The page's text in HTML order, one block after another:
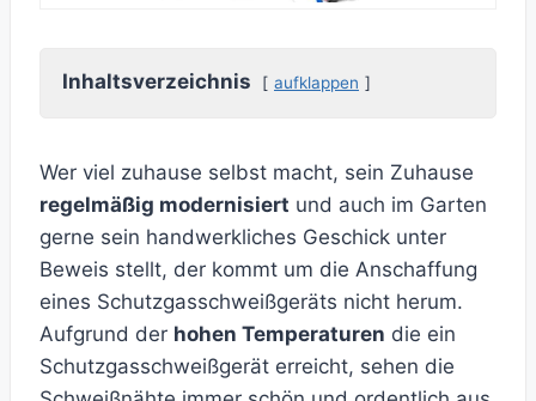
Inhaltsverzeichnis aufklappen
Wer viel zuhause selbst macht, sein Zuhause
regelmäßig modernisiert und auch im Garten
gerne sein handwerkliches Geschick unter
Beweis stellt, der kommt um die Anschaffung
eines Schutzgasschweißgeräts nicht herum.
Aufgrund der hohen Temperaturen die ein
Schutzgasschweißgerät erreicht, sehen die